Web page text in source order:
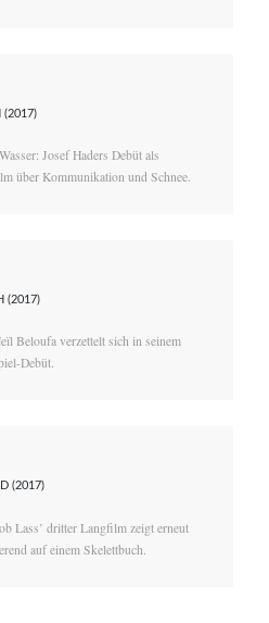
(2017)
Josef Haders Debüt als
über Kommunikation und Schnee.
(2017)
Beloufa verzettelt sich in seinem
Debüt.
(2017)
Lass’ dritter Langfilm zeigt erneut
auf einem Skelettbuch.